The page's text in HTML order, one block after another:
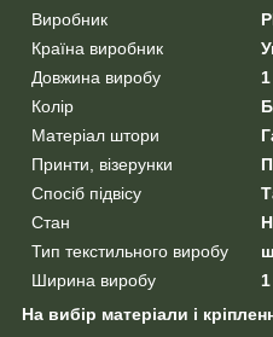
Виробник
Країна виробник
Довжина виробу
Колір
Матеріал штори
Принти, візерунки
Спосіб підвісу
Стан
Тип текстильного виробу
Ширина виробу
На вибір матеріали і